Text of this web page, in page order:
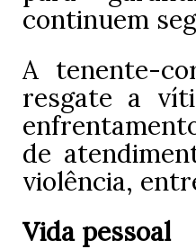
continuem
A tenente-
resgate a
de
violência,
Vida pessoal